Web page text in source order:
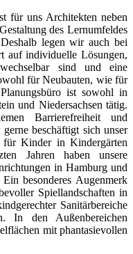
für uns Architekten neben
des Lernumfeldes
legen wir auch bei
auf individuelle Lösungen,
sind und eine
für Neubauten, wie für
ist sowohl in
und Niedersachsen tätig.
Barrierefreiheit und
beschäftigt sich unser
für Kinder in Kindergärten
Jahren haben unsere
in Hamburg und
besonderes Augenmerk
Spiellandschaften in
Sanitärbereiche
In den Außenbereichen
mit phantasievollen